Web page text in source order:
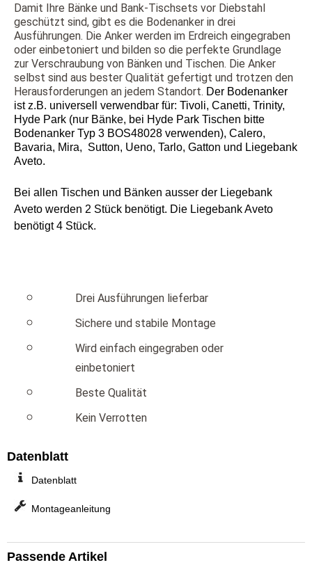
Damit Ihre Bänke und Bank-Tischsets vor Diebstahl
geschützt sind, gibt es die Bodenanker in drei
Ausführungen. Die Anker werden im Erdreich eingegraben
oder einbetoniert und bilden so die perfekte Grundlage
zur Verschraubung von Bänken und Tischen. Die Anker
selbst sind aus bester Qualität gefertigt und trotzen den
Herausforderungen an jedem Standort. Der Bodenanker
ist z.B. universell verwendbar für: Tivoli, Canetti, Trinity,
Hyde Park (nur Bänke, bei Hyde Park Tischen bitte
Bodenanker Typ 3 BOS48028 verwenden), Calero,
Bavaria, Mira, Sutton, Ueno, Tarlo, Gatton und Liegebank
Aveto.
Bei allen Tischen und Bänken ausser der Liegebank
Aveto werden 2 Stück benötigt. Die Liegebank Aveto
benötigt 4 Stück.
Drei Ausführungen lieferbar
Sichere und stabile Montage
Wird einfach eingegraben oder
einbetoniert
Beste Qualität
Kein Verrotten
Datenblatt
Datenblatt
Montageanleitung
Passende Artikel